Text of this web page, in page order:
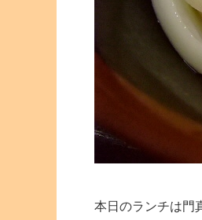
本日のランチは門